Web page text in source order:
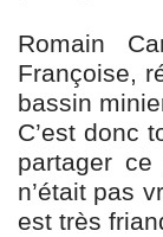
Romain
Françoise,
bassin
C’est donc
partager
n’était pas
est très